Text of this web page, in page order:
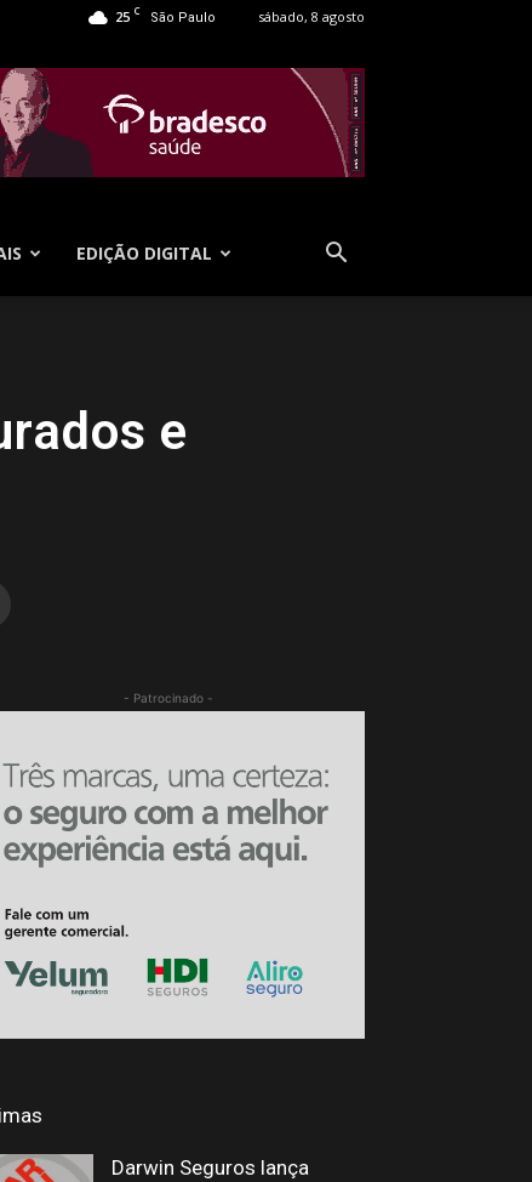
25 C São Paulo sábado, 8 agosto
EDIÇÃO DIGITAL
e
- Patrocinado -
Darwin Seguros lança